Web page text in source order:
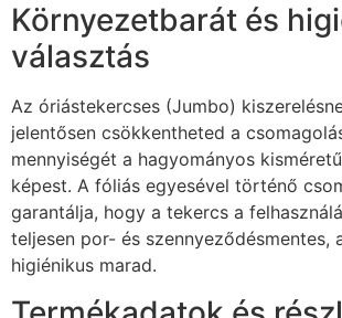
Környezetbarát és
választás
Az óriástekercses (Jumbo)
jelentősen csökkentheted a
mennyiségét a hagyományos
képest. A fóliás egyesével történő
garantálja, hogy a tekercs a
teljesen por- és szennyeződésmentes,
higiénikus marad.